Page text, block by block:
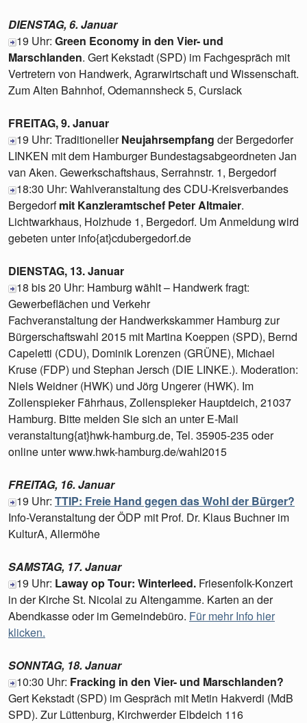
DIENSTAG, 6. Januar
19 Uhr: Green Economy in den Vier- und
Marschlanden. Gert Kekstadt (SPD) im Fachgespräch mit
Vertretern von Handwerk, Agrarwirtschaft und Wissenschaft.
Zum Alten Bahnhof, Odemannsheck 5, Curslack
FREITAG, 9. Januar
19 Uhr: TraditionellerNeujahrsempfang der Bergedorfer
LINKEN mit dem Hamburger Bundestagsabgeordneten Jan
van Aken. Gewerkschaftshaus, Serrahnstr. 1, Bergedorf
18:30 Uhr: Wahlveranstaltung des CDU-Kreisverbandes
Bergedorfmit Kanzleramtschef Peter Altmaier.
Lichtwarkhaus, Holzhude 1, Bergedorf. Um Anmeldung wird
gebeten unter info{at}cdubergedorf.de
DIENSTAG, 13. Januar
18 bis 20 Uhr: Hamburg wählt – Handwerk fragt:
Gewerbeflächen und Verkehr
Fachveranstaltung der Handwerkskammer Hamburg zur
Bürgerschaftswahl 2015 mit Martina Koeppen (SPD), Bernd
Capeletti (CDU), Dominik Lorenzen (GRÜNE), Michael
Kruse (FDP) und Stephan Jersch (DIE LINKE.). Moderation:
Niels Weidner (HWK) und Jörg Ungerer (HWK). Im
Zollenspieker Fährhaus, Zollenspieker Hauptdeich, 21037
Hamburg. Bitte melden Sie sich an unter E-Mail
veranstaltung{at}hwk-hamburg.de, Tel. 35905-235 oder
online unter www.hwk-hamburg.de/wahl2015
FREITAG, 16. Januar
19 Uhr: TTIP: Freie Hand gegen das Wohl der Bürger?
Info-Veranstaltung der ÖDP mit Prof. Dr. Klaus Buchner im
KulturA, Allermöhe
SAMSTAG, 17. Januar
19 Uhr: Laway op Tour: Winterleed. Friesenfolk-Konzert
in der Kirche St. Nicolai zu Altengamme. Karten an der
Abendkasse oder im Gemeindebüro. Für mehr Info hier
klicken.
SONNTAG, 18. Januar
10:30 Uhr: Fracking in den Vier- und Marschlanden?
Gert Kekstadt (SPD) im Gespräch mit Metin Hakverdi (MdB
SPD). Zur Lüttenburg, Kirchwerder Elbdeich 116